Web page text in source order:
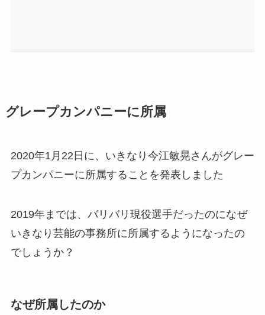
グレープカンパニーに所属
2020年1月22日に、いきなり今江敏晃さんがグレー
プカンパニーに所属することを発表しました
2019年までは、バリバリ現役選手だったのになぜ
いきなり芸能の事務所に所属するようになったの
でしょうか？
なぜ所属したのか